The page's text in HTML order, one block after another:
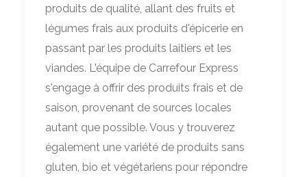
produits de qualité, allant des fruits et
légumes frais aux produits d'épicerie en
passant par les produits laitiers et les
viandes. L'équipe de Carrefour Express
s'engage à offrir des produits frais et de
saison, provenant de sources locales
autant que possible. Vous y trouverez
également une variété de produits sans
gluten, bio et végétariens pour répondre